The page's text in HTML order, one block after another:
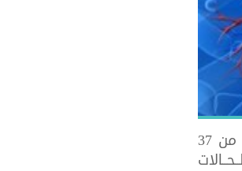
يقدم العناية اللازمة لمريض القلب خلال فترة التعافي بعد العمل الجراحي او العلاج، ويتألف من 37